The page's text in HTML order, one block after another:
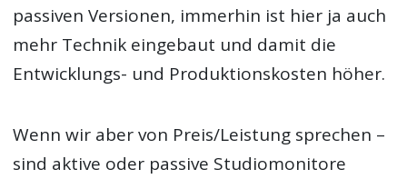
passiven Versionen, immerhin ist hier ja auch
mehr Technik eingebaut und damit die
Entwicklungs- und Produktionskosten höher.
Wenn wir aber von Preis/Leistung sprechen –
sind aktive oder passive Studiomonitore